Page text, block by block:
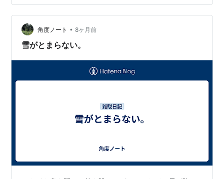
康管理ではなく、地球温暖化や気候変動を考える入口に
もなっているのです。 熱中症対策は「命を守る環境教
育」 熱中症というと、 ・水分をとる・帽子をかぶる・日
陰で休む・エアコンを使う というイメージがあるかもし
角度ノート • 8ヶ月前
雪がとまらない。